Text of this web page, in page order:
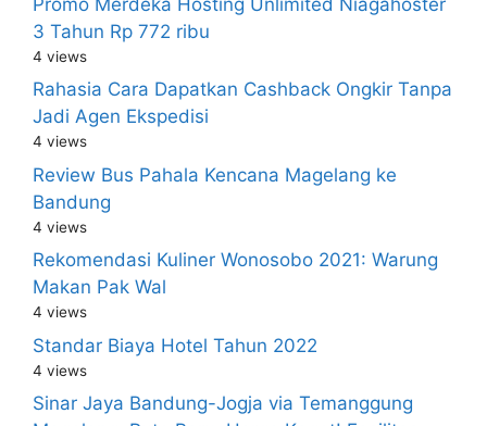
3 Tahun Rp 772 ribu
4 views
Rahasia Cara Dapatkan Cashback Ongkir Tanpa
Jadi Agen Ekspedisi
4 views
Review Bus Pahala Kencana Magelang ke
Bandung
4 views
Rekomendasi Kuliner Wonosobo 2021: Warung
Makan Pak Wal
4 views
Standar Biaya Hotel Tahun 2022
4 views
Sinar Jaya Bandung-Jogja via Temanggung